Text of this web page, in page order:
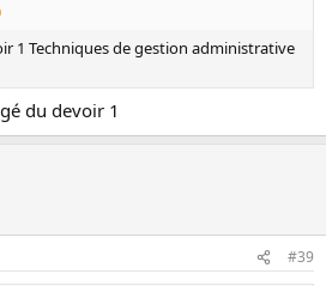
1 Techniques de gestion administrative
du devoir 1
#39